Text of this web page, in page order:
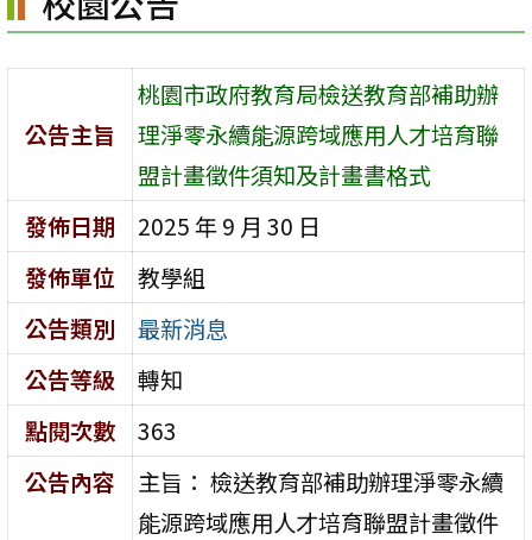
公告主旨
桃園市政府教育局檢送教育部補助辦
理淨零永續能源跨域應用人才培育聯
盟計畫徵件須知及計畫書格式
發佈日期
2025 年 9 月 30 日
發佈單位
教學組
公告類別
最新消息
公告等級
轉知
點閱次數
363
公告內容
主旨： 檢送教育部補助辦理淨零永續
能源跨域應用人才培育聯盟計畫徵件